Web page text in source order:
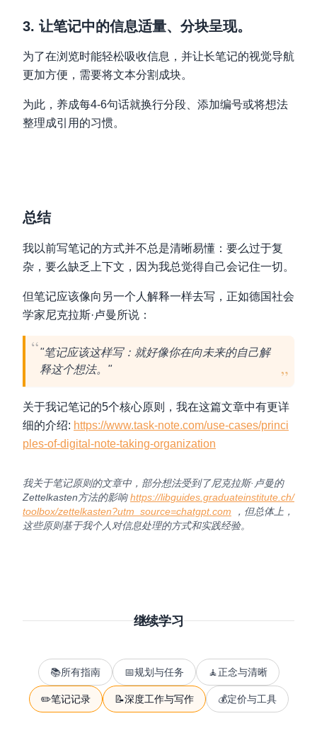
3. 让笔记中的信息适量、分块呈现。
为了在浏览时能轻松吸收信息，并让长笔记的视觉导航
更加方便，需要将文本分割成块。
为此，养成每4-6句话就换行分段、添加编号或将想法
整理成引用的习惯。
总结
我以前写笔记的方式并不总是清晰易懂：要么过于复
杂，要么缺乏上下文，因为我总觉得自己会记住一切。
但笔记应该像向另一个人解释一样去写，正如德国社会
学家尼克拉斯·卢曼所说：
"笔记应该这样写：就好像你在向未来的自己解
释这个想法。"
关于我记笔记的5个核心原则，我在这篇文章中有更详
细的介绍: https://www.task-note.com/use-cases/princi
ples-of-digital-note-taking-organization
我关于笔记原则的文章中，部分想法受到了尼克拉斯·卢曼的
Zettelkasten方法的影响 https://libguides.graduateinstitute.ch/
toolbox/zettelkasten?utm_source=chatgpt.com
，但总体上，
这些原则基于我个人对信息处理的方式和实践经验。
继续学习
📚所有指南 📅规划与任务 🧘正念与清晰
✏️笔记记录 📝深度工作与写作 💰定价与工具